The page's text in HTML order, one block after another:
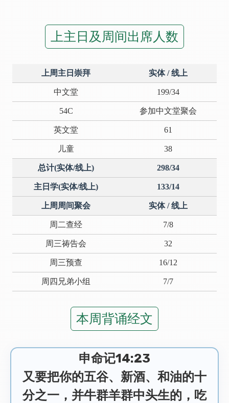
上主日及周间出席人数
上周主日崇拜 实体 / 线上
中文堂 199/34
54C 参加中文堂聚会
英文堂 61
儿童 38
总计(实体/线上) 298/34
主日学(实体/线上) 133/14
上周周间聚会 实体 / 线上
周二查经 7/8
周三祷告会 32
周三预查 16/12
周四兄弟小组 7/7
本周背诵经文
申命记14:23
又要把你的五谷、新酒、和油的十
分之一，并牛群羊群中头生的，吃